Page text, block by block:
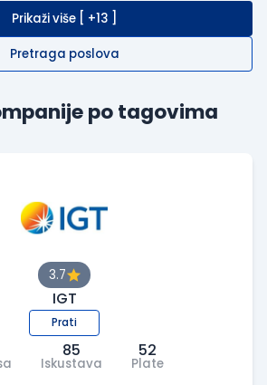
Prikaži više [ +13 ]
Pretraga poslova
po tagovima
3.7
IGT
Prati
85
Iskustava
52
Plate